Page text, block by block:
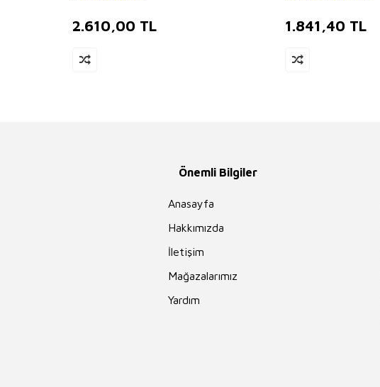
2.610,00 TL 1.841,40 TL
Önemli Bilgiler
Anasayfa
Hakkımızda
İletişim
Mağazalarımız
Yardım